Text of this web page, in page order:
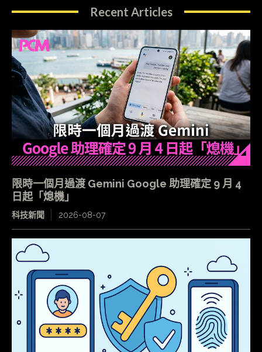
Recent Articles
限時一個月過渡 Gemini Google 助理確定 9 月 4
日起「熄機」
科技新聞 2026-08-07